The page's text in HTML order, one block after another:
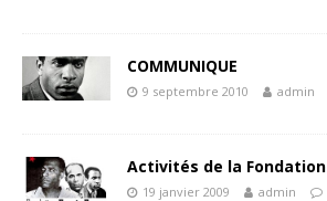
COMMUNIQUE
9 septembre 2010 admin
Activités de la Fondation
19 janvier 2009 admin